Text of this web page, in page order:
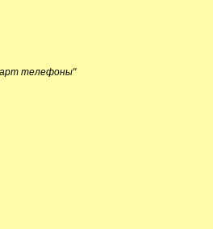
телефоны"